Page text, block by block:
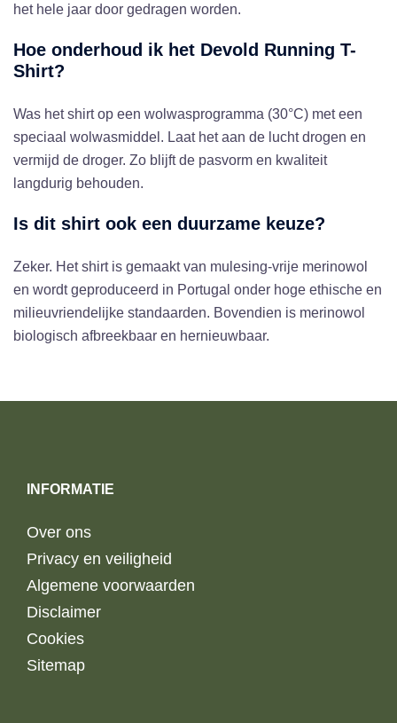
het hele jaar door gedragen worden.
Hoe onderhoud ik het Devold Running T-
Shirt?
Was het shirt op een wolwasprogramma (30°C) met een
speciaal wolwasmiddel. Laat het aan de lucht drogen en
vermijd de droger. Zo blijft de pasvorm en kwaliteit
langdurig behouden.
Is dit shirt ook een duurzame keuze?
Zeker. Het shirt is gemaakt van mulesing-vrije merinowol
en wordt geproduceerd in Portugal onder hoge ethische en
milieuvriendelijke standaarden. Bovendien is merinowol
biologisch afbreekbaar en hernieuwbaar.
INFORMATIE
Over ons
Privacy en veiligheid
Algemene voorwaarden
Disclaimer
Cookies
Sitemap